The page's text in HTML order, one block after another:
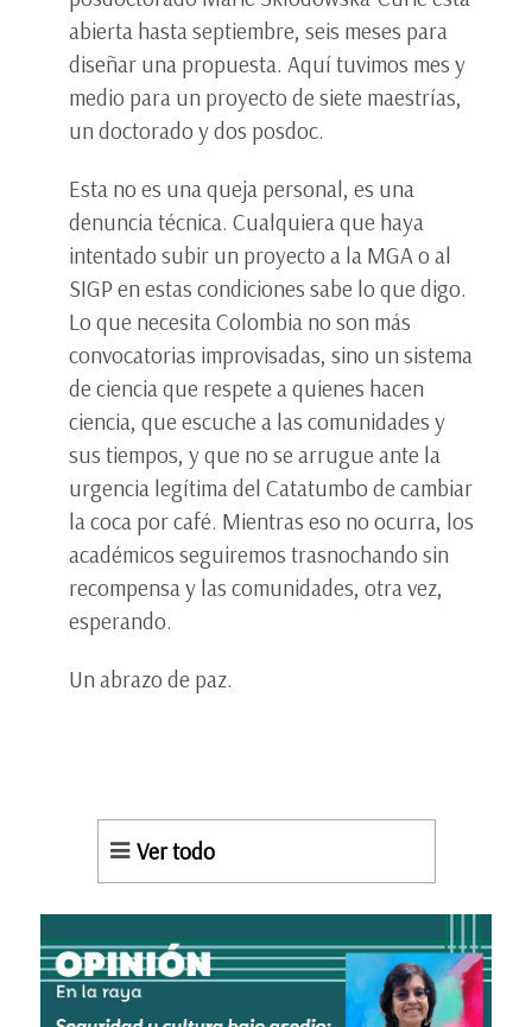
abierta hasta septiembre, seis meses para
diseñar una propuesta. Aquí tuvimos mes y
medio para un proyecto de siete maestrías,
un doctorado y dos posdoc.
Esta no es una queja personal, es una
denuncia técnica. Cualquiera que haya
intentado subir un proyecto a la MGA o al
SIGP en estas condiciones sabe lo que digo.
Lo que necesita Colombia no son más
convocatorias improvisadas, sino un sistema
de ciencia que respete a quienes hacen
ciencia, que escuche a las comunidades y
sus tiempos, y que no se arrugue ante la
urgencia legítima del Catatumbo de cambiar
la coca por café. Mientras eso no ocurra, los
académicos seguiremos trasnochando sin
recompensa y las comunidades, otra vez,
esperando.
Un abrazo de paz.
Ver todo